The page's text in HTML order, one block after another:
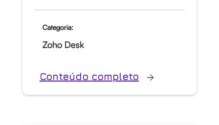
Categoria:
Zoho Desk
Conteúdo completo